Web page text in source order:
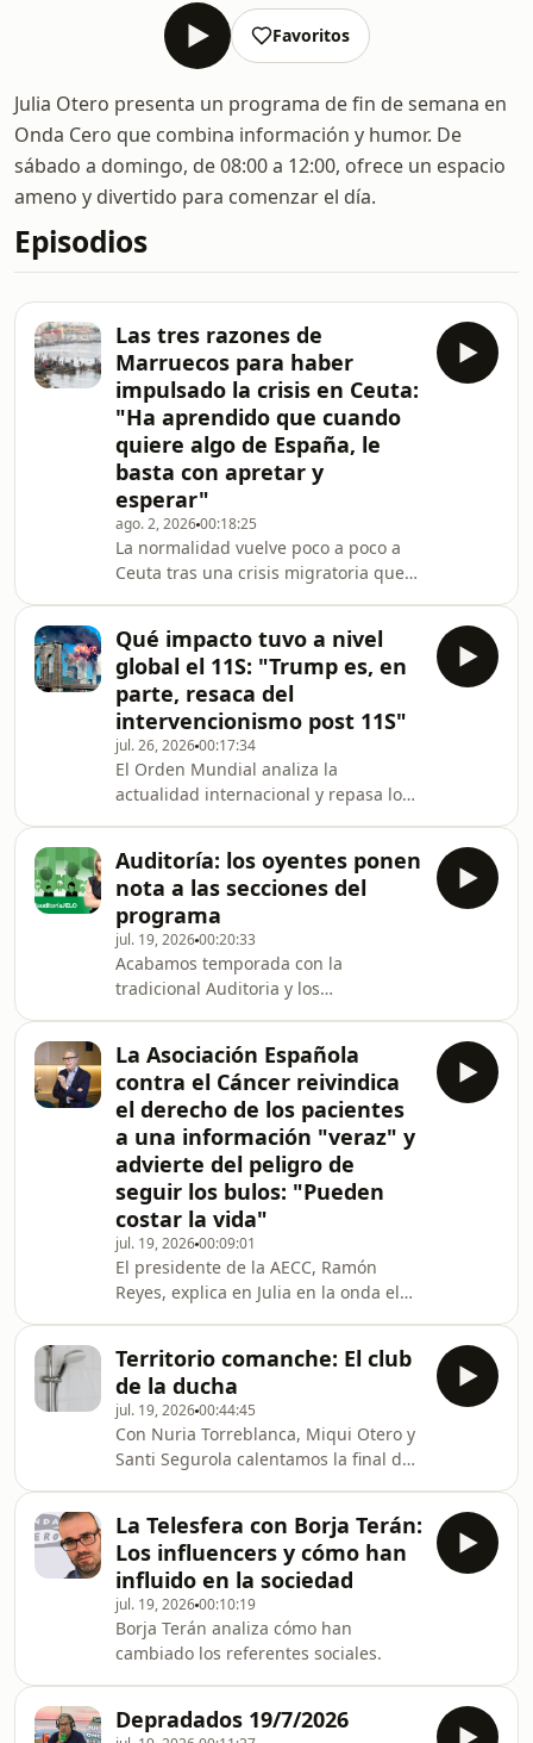
Favoritos
Julia Otero presenta un programa de fin de semana en
Onda Cero que combina información y humor. De
sábado a domingo, de 08:00 a 12:00, ofrece un espacio
ameno y divertido para comenzar el día.
Episodios
Las tres razones de
Marruecos para haber
impulsado la crisis en Ceuta:
"Ha aprendido que cuando
quiere algo de España, le
basta con apretar y
esperar"
ago. 2, 202600:18:25
La normalidad vuelve poco a poco a
Ceuta tras una crisis migratoria que
Unión Europea en la que la vinculan a
las políticas del Gobierno español.
Qué impacto tuvo a nivel
global el 11S: "Trump es, en
parte, resaca del
intervencionismo post 11S"
jul. 26, 202600:17:34
El Orden Mundial analiza la
actualidad internacional y repasa los
septiembre de 2001, el atentado
contra las Torres Gemelas y el
impacto global que tuvo.
Auditoría: los oyentes ponen
nota a las secciones del
programa
jul. 19, 202600:20:33
Acabamos temporada con la
tradicional Auditoria y los
La Asociación Española
contra el Cáncer reivindica
el derecho de los pacientes
a una información "veraz" y
advierte del peligro de
seguir los bulos: "Pueden
costar la vida"
jul. 19, 202600:09:01
El presidente de la AECC, Ramón
Reyes, explica en Julia en la onda el
permitirá llegar a millones de
personas, combatir la desinformación
y dar a conocer los servicios gratuitos
que la entidad ofrece a pacientes y
familiares.
Territorio comanche: El club
de la ducha
jul. 19, 202600:44:45
Con Nuria Torreblanca, Miqui Otero y
Santi Segurola calentamos la final del
ducha, o como los colaboradores de
JELO cantan bajo el agua.
La Telesfera con Borja Terán:
Los influencers y cómo han
influido en la sociedad
jul. 19, 202600:10:19
Borja Terán analiza cómo han
cambiado los referentes sociales.
Depradados 19/7/2026